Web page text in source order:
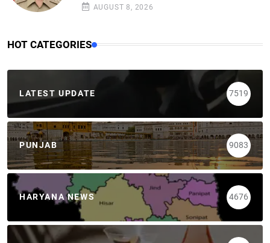
AUGUST 8, 2026
HOT CATEGORIES
LATEST UPDATE 7519
PUNJAB 9083
HARYANA NEWS 4676